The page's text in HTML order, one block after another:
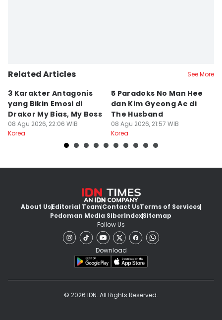
Related Articles See More
3 Karakter Antagonis
yang Bikin Emosi di
Drakor My Bias, My Boss
08 Agu 2026, 22:06 WIB
Korea
5 Paradoks No Man Hee
dan Kim Gyeong Ae di
The Husband
08 Agu 2026, 21:57 WIB
Korea
About UsEditorial TeamContact UsTerms of Services
Pedoman Media SiberIndexSitemap
Follow Us
Download
© 2026 IDN. All Rights Reserved.